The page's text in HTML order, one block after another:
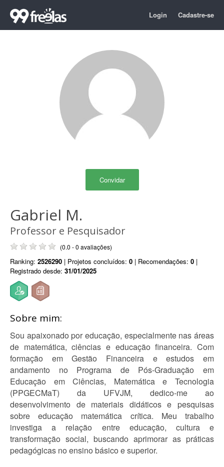
Login Cadastre-se
Convidar
Gabriel M.
Professor e Pesquisador
(0.0 - 0 avaliações)
Ranking: 2526290 | Projetos concluídos: 0 | Recomendações: 0 |
Registrado desde: 31/01/2025
Sobre mim:
Sou apaixonado por educação, especialmente nas áreas
de matemática, ciências e educação financeira. Com
formação em Gestão Financeira e estudos em
andamento no Programa de Pós-Graduação em
Educação em Ciências, Matemática e Tecnologia
(PPGECMaT) da UFVJM, dedico-me ao
desenvolvimento de materiais didáticos e pesquisas
sobre educação matemática crítica. Meu trabalho
investiga a relação entre educação, cultura e
transformação social, buscando aprimorar as práticas
pedagógicas no ensino básico e superior.